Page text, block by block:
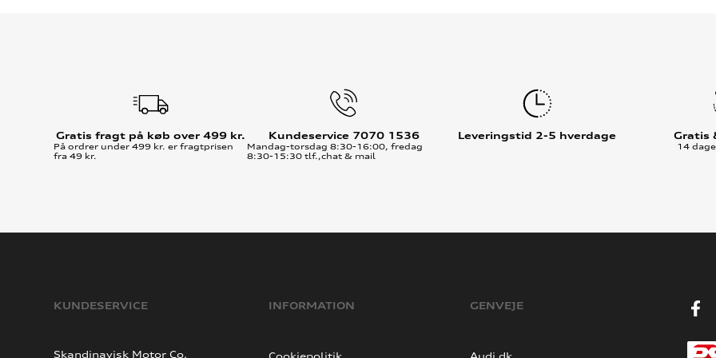
Gratis fragt på køb over 499 kr.
På ordrer under 499 kr. er fragtprisen
fra 49 kr.
Kundeservice 7070 1536
Mandag-torsdag 8:30-16:00, fredag
8:30-15:30 tlf.,chat & mail
Leveringstid 2-5 hverdage Gratis
14
KUNDESERVICE
Skandinavisk Motor Co.
INFORMATION GENVEJE